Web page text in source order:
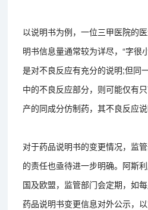
以说明书为例，一位三甲医院的
明书信息量通常较为详尽，“字很
是对不良反应有充分的说明;但同
中的不良反应部分，则可能仅有
产的同成分仿制药，其不良反应说
对于药品说明书的变更情况，监
的责任也亟待进一步明确。阿斯
国及欧盟，监管部门会定期，如
药品说明书变更信息对外公示，